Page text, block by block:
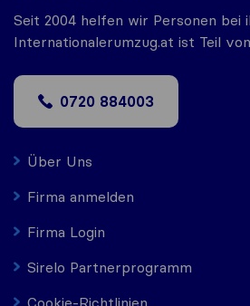
Seit 2004 helfen wir Personen bei
Internationalerumzug.at ist Teil
0720 884003
Über Uns
Firma anmelden
Firma Login
Sirelo Partnerprogramm